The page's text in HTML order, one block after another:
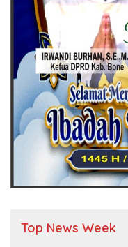
Top News Week